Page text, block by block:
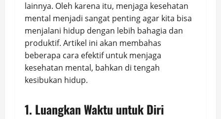
lainnya. Oleh karena itu, menjaga kesehatan
mental menjadi sangat penting agar kita bisa
menjalani hidup dengan lebih bahagia dan
produktif. Artikel ini akan membahas
beberapa cara efektif untuk menjaga
kesehatan mental, bahkan di tengah
kesibukan hidup.
1. Luangkan Waktu untuk Diri